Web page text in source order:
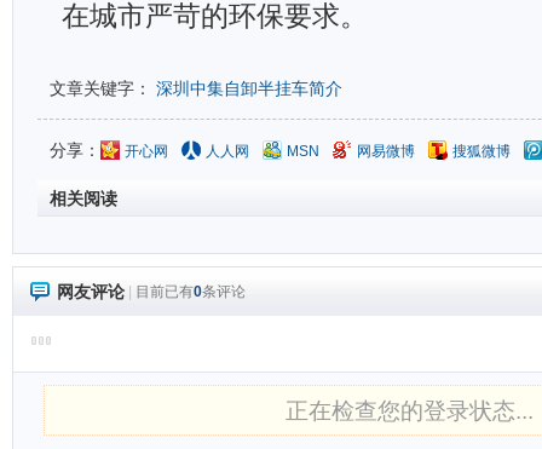
在城市严苛的环保要求。
文章关键字： 深圳中集自卸半挂车简介
分享： 开心网 人人网 MSN 网易微博 搜狐微博
相关阅读
网友评论 目前已有0条评论
正在检查您的登录状态...